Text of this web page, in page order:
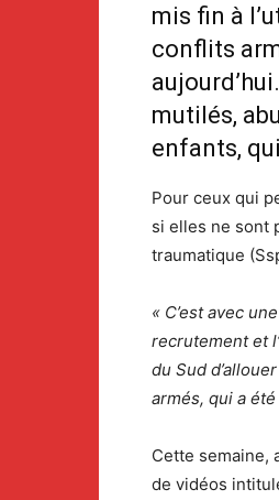
mis fin à
conflits
mutilés,
enfants,
Pour ceux qui
si elles ne sont
traumatique
« C’est avec
recrutement et
du Sud
armés, qui a
Cette semaine,
de vidéos